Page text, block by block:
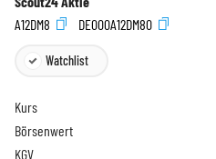
A12DM8
DE000A12DM80
Watchlist
Kurs
Börsenwert
KGV